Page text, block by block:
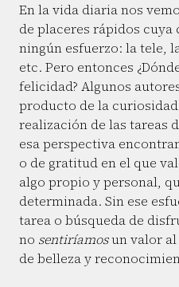
En la vida diaria nos
de placeres rápidos
ningún esfuerzo: la tele,
etc. Pero entonces
felicidad? Algunos
producto de la
realización de las tareas
esa perspectiva
o de gratitud en el que
algo propio y personal,
determinada. Sin ese
tarea o búsqueda de
no sentiríamosun valor al
de belleza y